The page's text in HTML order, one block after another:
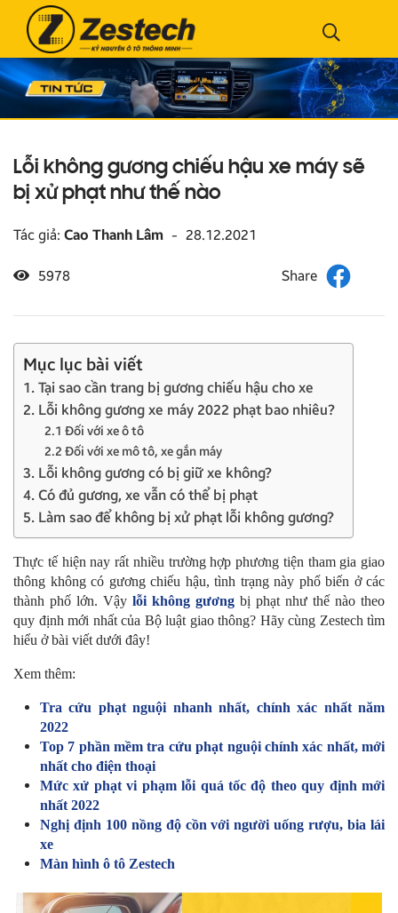
Lỗi không gương chiếu hậu xe máy sẽ
bị xử phạt như thế nào
Tác giả: Cao Thanh Lâm - 28.12.2021
5978
Mục lục bài viết
1. Tại sao cần trang bị gương chiếu hậu cho xe
2. Lỗi không gương xe máy 2022 phạt bao nhiêu?
2.1 Đối với xe ô tô
2.2 Đối với xe mô tô, xe gắn máy
3. Lỗi không gương có bị giữ xe không?
4. Có đủ gương, xe vẫn có thể bị phạt
5. Làm sao để không bị xử phạt lỗi không gương?
Thực tế hiện nay rất nhiều trường hợp phương tiện tham gia giao
thông không có gương chiếu hậu, tình trạng này phổ biến ở các
thành phố lớn. Vậy lỗi không gương bị phạt như thế nào theo
quy định mới nhất của Bộ luật giao thông? Hãy cùng Zestech tìm
hiểu ở bài viết dưới đây!
Xem thêm:
Tra cứu phạt nguội nhanh nhất, chính xác nhất năm
2022
Top 7 phần mềm tra cứu phạt nguội chính xác nhất, mới
nhất cho điện thoại
Mức xử phạt vi phạm lỗi quá tốc độ theo quy định mới
nhất 2022
Nghị định 100 nồng độ cồn với người uống rượu, bia lái
xe
Màn hình ô tô Zestech